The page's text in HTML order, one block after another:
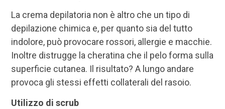
La crema depilatoria non è altro che un tipo di
depilazione chimica e, per quanto sia del tutto
indolore, può provocare rossori, allergie e macchie.
Inoltre distrugge la cheratina che il pelo forma sulla
superficie cutanea. Il risultato? A lungo andare
provoca gli stessi effetti collaterali del rasoio.
Utilizzo di scrub